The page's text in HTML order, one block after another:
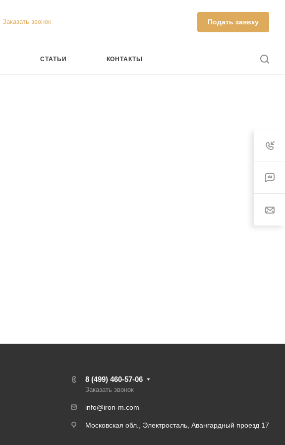
Заказать звонок Подать заявку
СТАТЬИ КОНТАКТЫ
8 (499) 460-57-06
Заказать звонок
info@iron-m.com
Московская обл., Электросталь, Авангардный проезд 17